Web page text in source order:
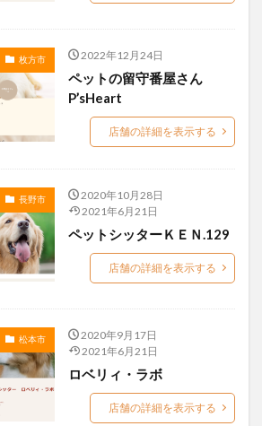
枚方市 2022年12月24日
ペットの留守番屋さん
P’sHeart
店舗の詳細を表示する
長野市
2020年10月28日
2021年6月21日
ペットシッターＫＥＮ.129
店舗の詳細を表示する
松本市
2020年9月17日
2021年6月21日
ロベリィ・ラボ
店舗の詳細を表示する
上尾市
上田市
堺市北区
大田区
区 川口市 座間市 飯能市
検索